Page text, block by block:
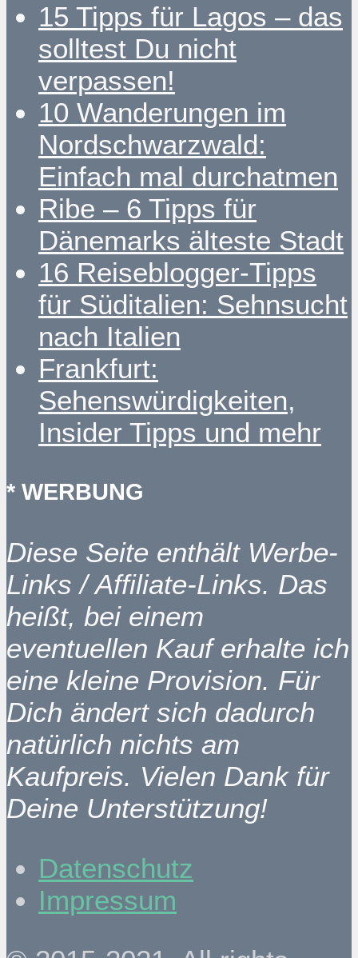
15 Tipps für Lagos – das
solltest Du nicht
verpassen!
10 Wanderungen im
Nordschwarzwald:
Einfach mal durchatmen
Ribe – 6 Tipps für
Dänemarks älteste Stadt
16 Reiseblogger-Tipps
für Süditalien: Sehnsucht
nach Italien
Frankfurt:
Sehenswürdigkeiten,
Insider Tipps und mehr
* WERBUNG
Diese Seite enthält Werbe-
Links / Affiliate-Links. Das
heißt, bei einem
eventuellen Kauf erhalte ich
eine kleine Provision. Für
Dich ändert sich dadurch
natürlich nichts am
Kaufpreis. Vielen Dank für
Deine Unterstützung!
Datenschutz
Impressum